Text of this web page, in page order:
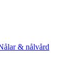
& nålvård